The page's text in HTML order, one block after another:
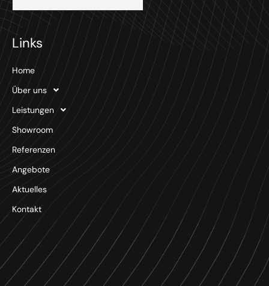
Links
Home
Über uns
Leistungen
Showroom
Referenzen
Angebote
Aktuelles
Kontakt